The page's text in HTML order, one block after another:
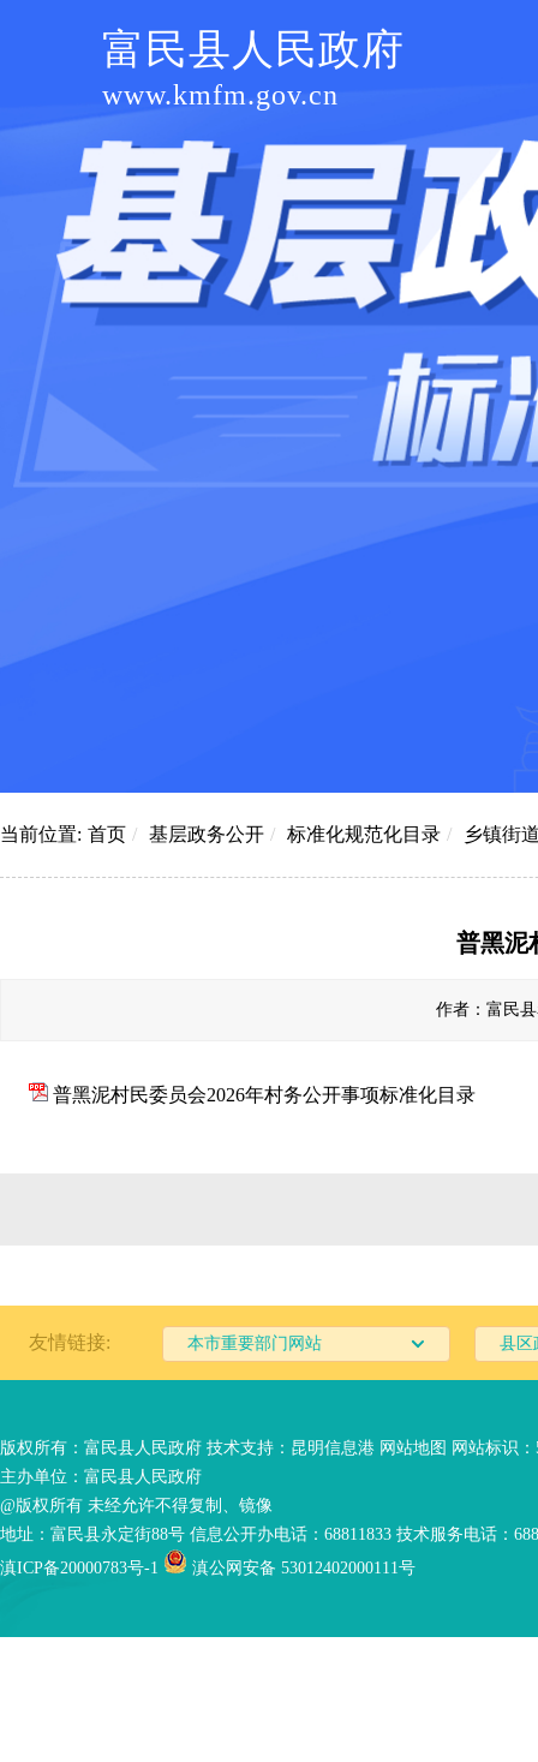
富民县人民政府
www.kmfm.gov.cn
当前位置: 首页 / 基层政务公开 / 标准化规范化目录 / 乡镇街
普黑泥
作者：富民
普黑泥村民委员会2026年村务公开事项标准化目录
友情链接: 本市重要部门网站 县区
版权所有：富民县人民政府 技术支持： 昆明信息港 网站地图 网站标识：
主办单位：富民县人民政府
@版权所有 未经允许不得复制、镜像
地址：富民县永定街88号 信息公开办电话：68811833 技术服务电话：
滇ICP备20000783号-1
滇公网安备 53012402000111号